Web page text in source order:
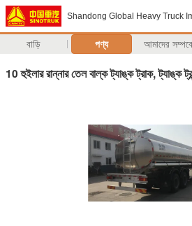
Shandong Global Heavy Truck
বাড়ি পণ্য আমাদের
10 হুইলার রান্নার তেল বাল্ক ট্যাঙ্ক ট্রাক, ট্যাঙ্ক